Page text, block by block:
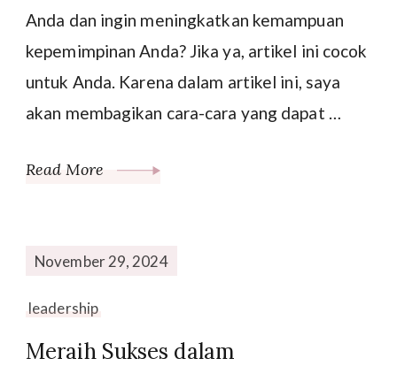
Anda dan ingin meningkatkan kemampuan
kepemimpinan Anda? Jika ya, artikel ini cocok
untuk Anda. Karena dalam artikel ini, saya
akan membagikan cara-cara yang dapat …
Read More
November 29, 2024
leadership
Meraih Sukses dalam